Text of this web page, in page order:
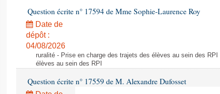
Question écrite n° 17594 de Mme Sophie-Laurence Roy
Date de
dépôt :
04/08/2026
ruralité - Prise en charge des trajets des élèves au sein des
élèves au sein des RPI
Question écrite n° 17559 de M. Alexandre Dufosset